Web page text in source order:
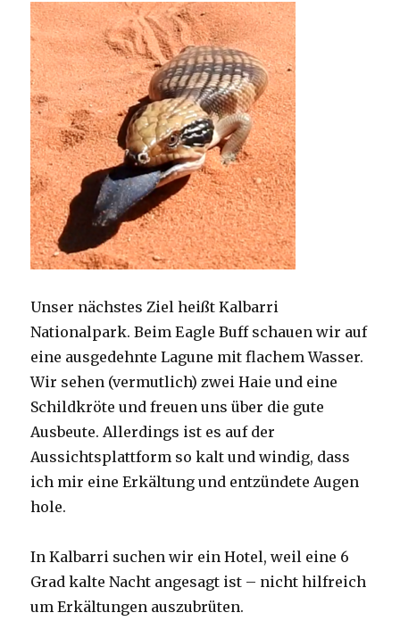
Unser nächstes Ziel heißt Kalbarri
Nationalpark. Beim Eagle Buff schauen wir auf
eine ausgedehnte Lagune mit flachem Wasser.
Wir sehen (vermutlich) zwei Haie und eine
Schildkröte und freuen uns über die gute
Ausbeute. Allerdings ist es auf der
Aussichtsplattform so kalt und windig, dass
ich mir eine Erkältung und entzündete Augen
hole.
In Kalbarri suchen wir ein Hotel, weil eine 6
Grad kalte Nacht angesagt ist – nicht hilfreich
um Erkältungen auszubrüten.